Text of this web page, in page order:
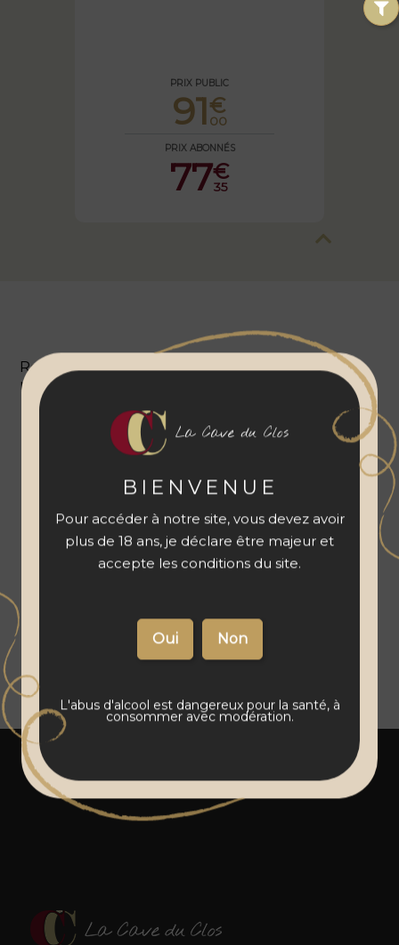
PRIX PUBLIC
91€
00
PRIX ABONNÉS
77€
35
Recevez 2 bouteilles de Bourgogne chaque
mois
Je m'abonne J'offre
La Cave du Clos
BIENVENUE
Pour accéder à notre site, vous devez avoir
plus de 18 ans, je déclare être majeur et
accepte les conditions du site.
L'abus d'alcool est dangereux pour la santé, à
consommer avec modération.